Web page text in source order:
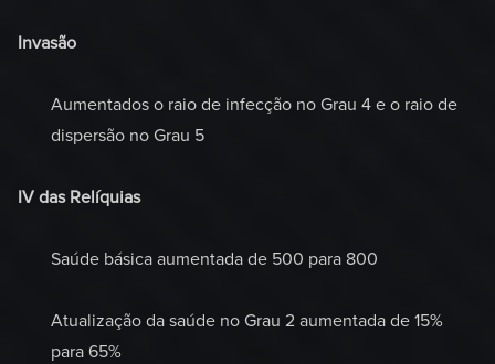
Invasão
Aumentados o raio de infecção no Grau 4 e o raio de
dispersão no Grau 5
IV das Relíquias
Saúde básica aumentada de 500 para 800
Atualização da saúde no Grau 2 aumentada de 15%
para 65%